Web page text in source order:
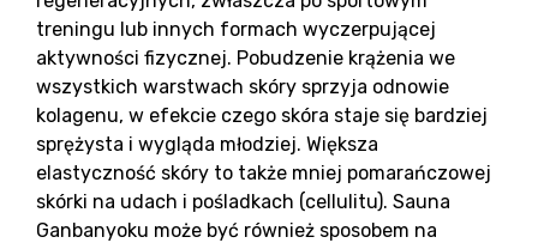
treningu lub innych formach wyczerpującej
aktywności fizycznej. Pobudzenie krążenia we
wszystkich warstwach skóry sprzyja odnowie
kolagenu, w efekcie czego skóra staje się bardziej
sprężysta i wygląda młodziej. Większa
elastyczność skóry to także mniej pomarańczowej
skórki na udach i pośladkach (cellulitu). Sauna
Ganbanyoku może być również sposobem na